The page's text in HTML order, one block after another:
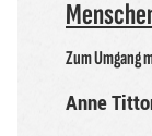
Zum Umgang
Anne